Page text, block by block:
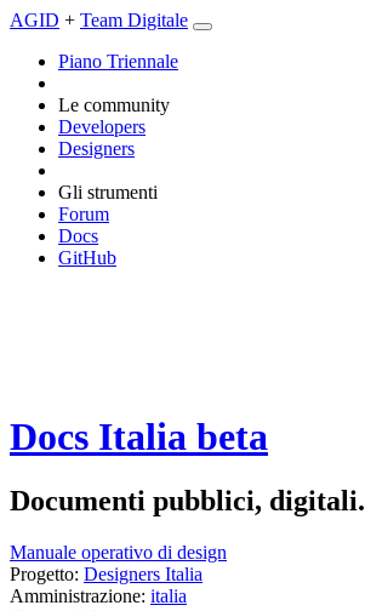
AGID + Team Digitale
Piano Triennale
Le community
Developers
Designers
Gli strumenti
Forum
Docs
GitHub
Docs Italia beta
Documenti pubblici, digitali.
Manuale operativo di design
Progetto: Designers Italia
Amministrazione: italia